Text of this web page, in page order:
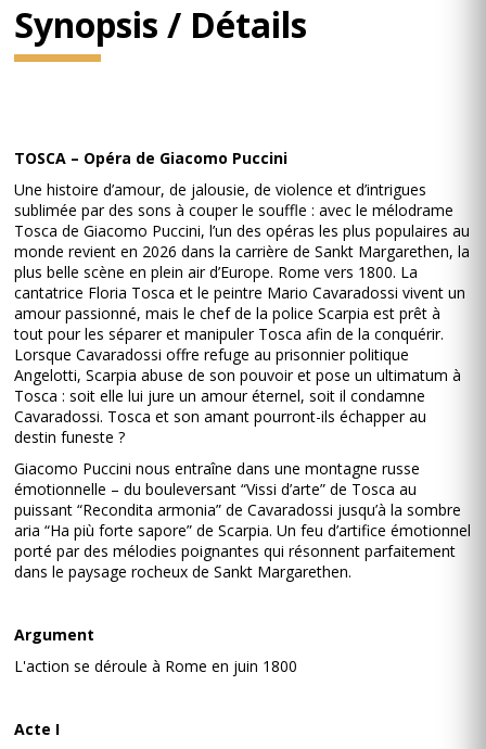
Synopsis / Détails
TOSCA – Opéra de Giacomo Puccini
Une histoire d’amour, de jalousie, de violence et d’intrigues
sublimée par des sons à couper le souffle : avec le mélodrame
Tosca de Giacomo Puccini, l’un des opéras les plus populaires au
monde revient en 2026 dans la carrière de Sankt Margarethen, la
plus belle scène en plein air d’Europe. Rome vers 1800. La
cantatrice Floria Tosca et le peintre Mario Cavaradossi vivent un
amour passionné, mais le chef de la police Scarpia est prêt à
tout pour les séparer et manipuler Tosca afin de la conquérir.
Lorsque Cavaradossi offre refuge au prisonnier politique
Angelotti, Scarpia abuse de son pouvoir et pose un ultimatum à
Tosca : soit elle lui jure un amour éternel, soit il condamne
Cavaradossi. Tosca et son amant pourront-ils échapper au
destin funeste ?
Giacomo Puccini nous entraîne dans une montagne russe
émotionnelle – du bouleversant “Vissi d’arte” de Tosca au
puissant “Recondita armonia” de Cavaradossi jusqu’à la sombre
aria “Ha più forte sapore” de Scarpia. Un feu d’artifice émotionnel
porté par des mélodies poignantes qui résonnent parfaitement
dans le paysage rocheux de Sankt Margarethen.
Argument
L'action se déroule à Rome en juin 1800
Acte I